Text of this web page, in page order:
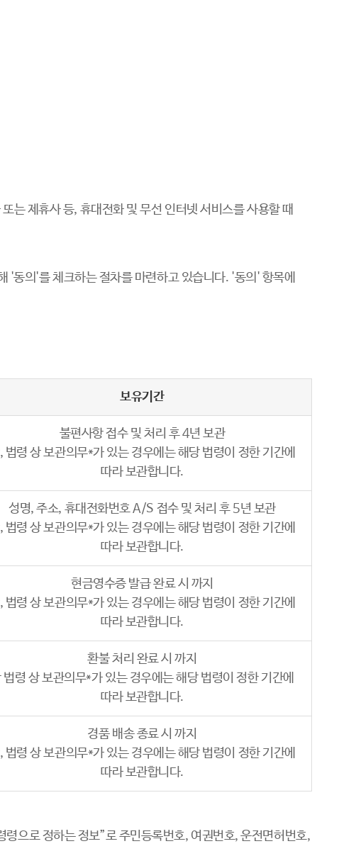
는 제휴사 등, 휴대전화 및 무선 인터넷 서비스를 사용할 때
'동의'를 체크하는 절차를 마련하고 있습니다. '동의' 항목에
보유기간
불편사항 접수 및 처리 후 4년 보관
법령 상 보관의무*가 있는 경우에는 해당 법령이 정한 기간에
따라 보관합니다.
성명, 주소, 휴대전화번호 A/S 접수 및 처리 후 5년 보관
법령 상 보관의무*가 있는 경우에는 해당 법령이 정한 기간에
따라 보관합니다.
현금영수증 발급 완료 시 까지
법령 상 보관의무*가 있는 경우에는 해당 법령이 정한 기간에
따라 보관합니다.
환불 처리 완료 시 까지
법령 상 보관의무*가 있는 경우에는 해당 법령이 정한 기간에
따라 보관합니다.
경품 배송 종료 시 까지
법령 상 보관의무*가 있는 경우에는 해당 법령이 정한 기간에
따라 보관합니다.
으로 정하는 정보”로 주민등록번호, 여권번호, 운전면허번호,